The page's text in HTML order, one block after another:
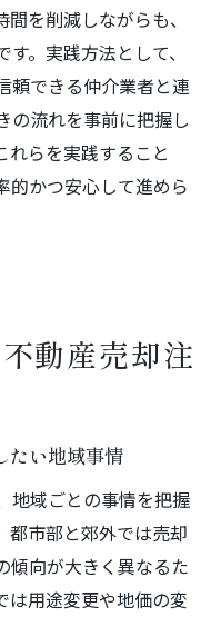
を削減しながらも、
。実践方法として、
頼できる仲介業者と連
の流れを事前に把握し
れらを実践すること
的かつ安心して進めら
動産売却注
たい地域事情
地域ごとの事情を把握
都市部と郊外では売却
傾向が大きく異なるた
は用途変更や地価の変